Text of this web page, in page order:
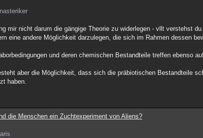
mir nicht darum die gängige Theorie zu widerlegen - vllt verstehst
eine andere Möglichkeit darzulegen, die sich im Rahmen dessen
und deren chemischen Bestandteile treffen ebenso
aber die Möglichkeit, dass sich die präbiotischen Bestandteile
haben.
die Menschen ein Zuchtexperiment von Aliens?